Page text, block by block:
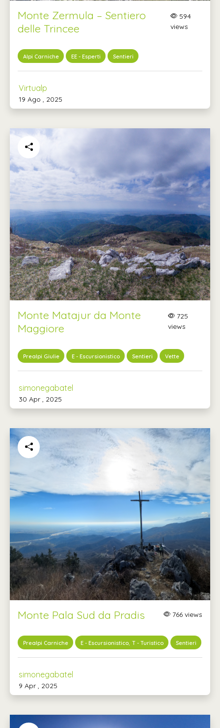
Monte Zermula – Sentiero
delle Trincee
594
views
Alpi Carniche EE - Esperti Sentieri
Virtualp
19 Ago , 2025
Monte Matajur da Monte
Maggiore
725
views
Prealpi Giulie E - Escursionistico Sentieri Vette
simonegabatel
30 Apr , 2025
Monte Pala Sud da Pradis 766 views
Prealpi Carniche E - Escursionistico, T - Turistico Sentieri
simonegabatel
9 Apr , 2025